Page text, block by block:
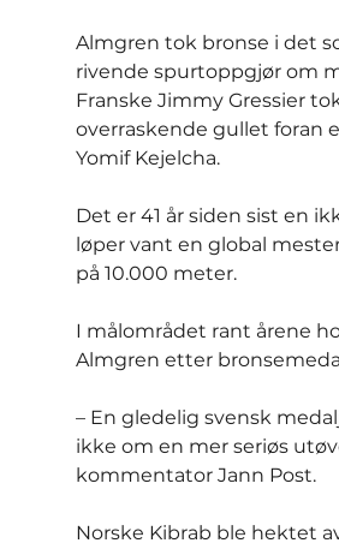
Almgren tok bronse i det
rivende spurtoppgjør om
Franske Jimmy Gressier
overraskende gullet foran
Yomif Kejelcha.
Det er 41 år siden sist en
løper vant en global
på 10.000 meter.
I målområdet rant årene
Almgren etter
– En gledelig svensk
ikke om en mer seriøs
kommentator Jann Post.
Norske Kibrab ble hektet